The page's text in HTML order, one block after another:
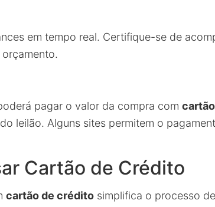
em tempo real. Certifique-se de
pagar o valor da compra com
leilão. Alguns sites permitem o
Cartão de Crédito
cartão de crédito simplifica o processo de